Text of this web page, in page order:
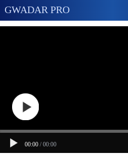
GWADAR PRO
00:00 / 00:00